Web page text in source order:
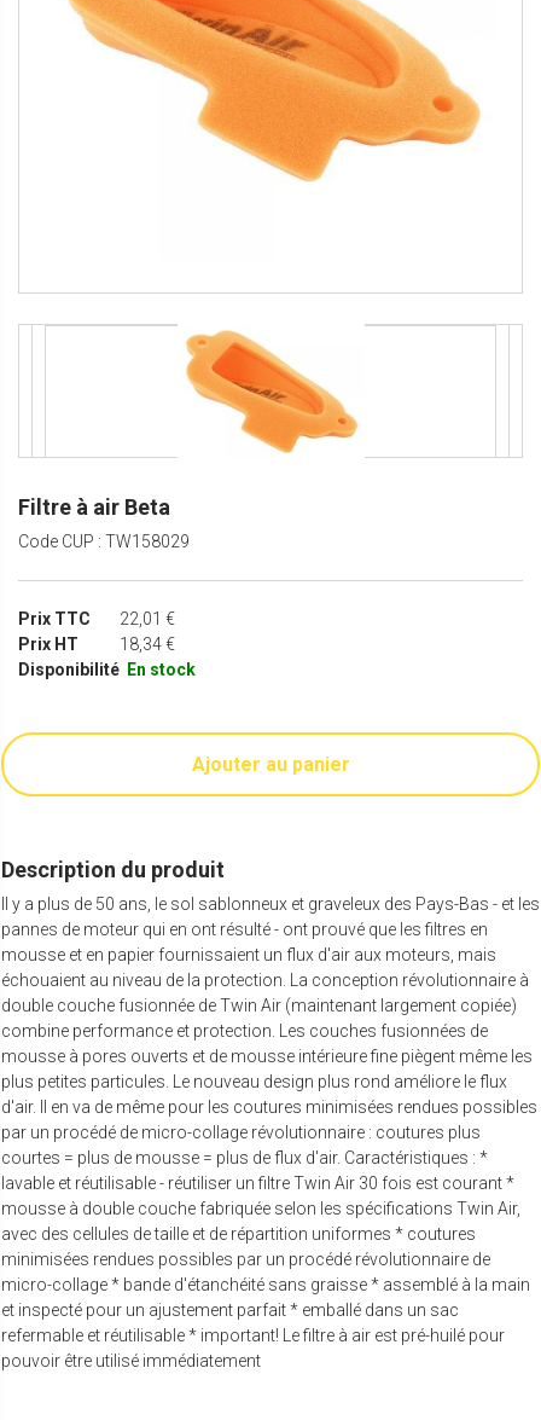
Filtre à air Beta
Code CUP : TW158029
Prix TTC
22,01 €
Prix HT
18,34 €
Disponibilité En stock
Ajouter au panier
Description du produit
Il y a plus de 50 ans, le sol sablonneux et graveleux des Pays-Bas - et les
pannes de moteur qui en ont résulté - ont prouvé que les filtres en
mousse et en papier fournissaient un flux d'air aux moteurs, mais
échouaient au niveau de la protection. La conception révolutionnaire à
double couche fusionnée de Twin Air (maintenant largement copiée)
combine performance et protection. Les couches fusionnées de
mousse à pores ouverts et de mousse intérieure fine piègent même les
plus petites particules. Le nouveau design plus rond améliore le flux
d'air. Il en va de même pour les coutures minimisées rendues possibles
par un procédé de micro-collage révolutionnaire : coutures plus
courtes = plus de mousse = plus de flux d'air. Caractéristiques : *
lavable et réutilisable - réutiliser un filtre Twin Air 30 fois est courant *
mousse à double couche fabriquée selon les spécifications Twin Air,
avec des cellules de taille et de répartition uniformes * coutures
minimisées rendues possibles par un procédé révolutionnaire de
micro-collage * bande d'étanchéité sans graisse * assemblé à la main
et inspecté pour un ajustement parfait * emballé dans un sac
refermable et réutilisable * important! Le filtre à air est pré-huilé pour
pouvoir être utilisé immédiatement